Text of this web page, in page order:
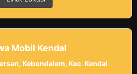
Mobil Kendal
Kebondalem, Kec. Kendal